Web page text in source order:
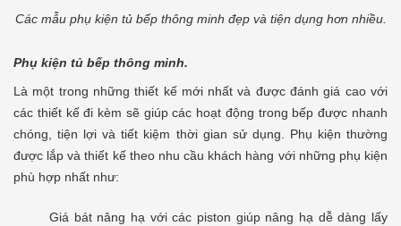
Các mẫu phụ kiện tủ bếp thông minh đẹp và tiện dụng hơn nhiều.
Phụ kiện tủ bếp thông minh.
Là một trong những thiết kế mới nhất và được đánh giá cao với
các thiết kế đi kèm sẽ giúp các hoạt động trong bếp được nhanh
chóng, tiện lợi và tiết kiệm thời gian sử dụng. Phụ kiện thường
được lắp và thiết kế theo nhu cầu khách hàng với những phụ kiện
phù hợp nhất như:
Giá bát nâng hạ với các piston giúp nâng hạ dễ dàng lấy